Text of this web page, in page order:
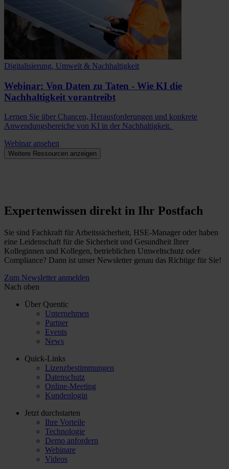
Digitalisierung, Umwelt & Nachhaltigkeit
Webinar: Von Daten zu Taten - Wie KI die
Nachhaltigkeit vorantreibt
Lernen Sie über Chancen, Herausforderungen und konkrete
Anwendungsbereiche von KI in der Nachhaltigkeit.
Webinar ansehen
Weitere Ressourcen anzeigen
Expertenwissen direkt in Ihr Postfach
Sie sind Fachkraft für Arbeitssicherheit, HSE-Manager oder haben
eine Leidenschaft für die Sicherheit und Gesundheit Ihrer
Kolleginnen und Kollegen, betrieblichen Umweltschutz oder
Compliance? Dann ist unser Newsletter genau das Richtige für Sie!
Zum Newsletter anmelden
Nach oben
Über Quentic
Unternehmen
Partner
Events
News
Quick-Links
Lizenzbestimmungen
Datenschutz
Online-Meeting
Kundenlogin
Jetzt durchstarten
Ihre Vorteile
Technologie
Demo anfordern
Webinare
Videos